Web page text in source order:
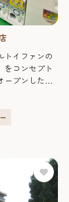
トイファンの
をコンセプト
ープンした
間にずらり
品揃えのな
らないワク
、スマート